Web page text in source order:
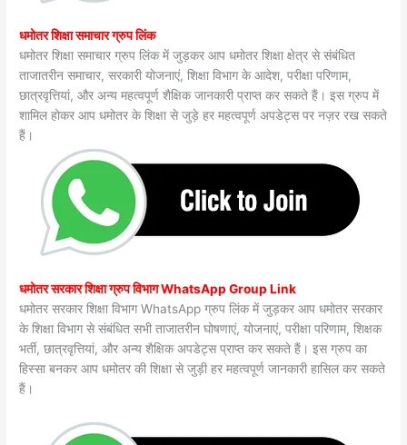
धमोतर शिक्षा समाचार ग्रुप लिंक
धमोतर शिक्षा समाचार ग्रुप लिंक में जुड़कर आप धमोतर शिक्षा क्षेत्र से संबंधित
ताजातरीन समाचार, सरकारी योजनाएं, शिक्षा विभाग के आदेश, परीक्षा परिणाम,
छात्रवृत्तियां, और अन्य महत्वपूर्ण शैक्षिक जानकारी प्राप्त कर सकते हैं। इस ग्रुप में
शामिल होकर आप धमोतर के शिक्षा से जुड़े हर महत्वपूर्ण अपडेट्स पर नज़र रख सकते
हैं।
धमोतर सरकार शिक्षा ग्रुप विभाग WhatsApp Group Link
धमोतर सरकार शिक्षा विभाग WhatsApp ग्रुप लिंक में जुड़कर आप धमोतर सरकार
के शिक्षा विभाग से संबंधित सभी ताजातरीन घोषणाएं, योजनाएं, परीक्षा परिणाम, शिक्षक
भर्ती, छात्रवृत्तियां, और अन्य शैक्षिक अपडेट्स प्राप्त कर सकते हैं। इस ग्रुप का
हिस्सा बनकर आप धमोतर की शिक्षा से जुड़ी हर महत्वपूर्ण जानकारी हासिल कर सकते
हैं।